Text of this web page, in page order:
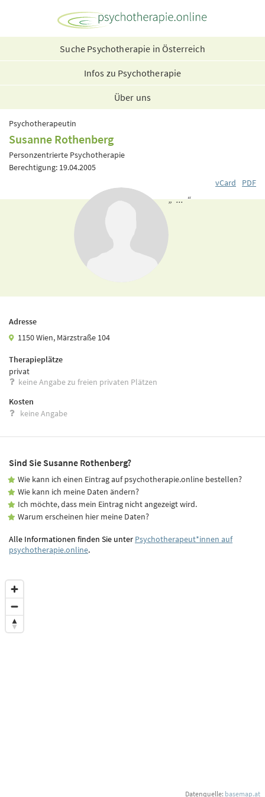
Suche Psychotherapie in Österreich
Infos zu Psychotherapie
Über uns
Psychotherapeutin
Susanne Rothenberg
Personzentrierte Psychotherapie
Berechtigung: 19.04.2005
vCard
PDF
„ ... “
Adresse
1150 Wien, Märzstraße 104
Therapieplätze
privat
keine Angabe zu freien privaten Plätzen
Kosten
keine Angabe
Sind Sie Susanne Rothenberg?
Wie kann ich einen Eintrag auf psychotherapie.online bestellen?
Wie kann ich meine Daten ändern?
Ich möchte, dass mein Eintrag nicht angezeigt wird.
Warum erscheinen hier meine Daten?
Alle Informationen finden Sie unter Psychotherapeut*innen auf
psychotherapie.online.
Datenquelle: basemap.at